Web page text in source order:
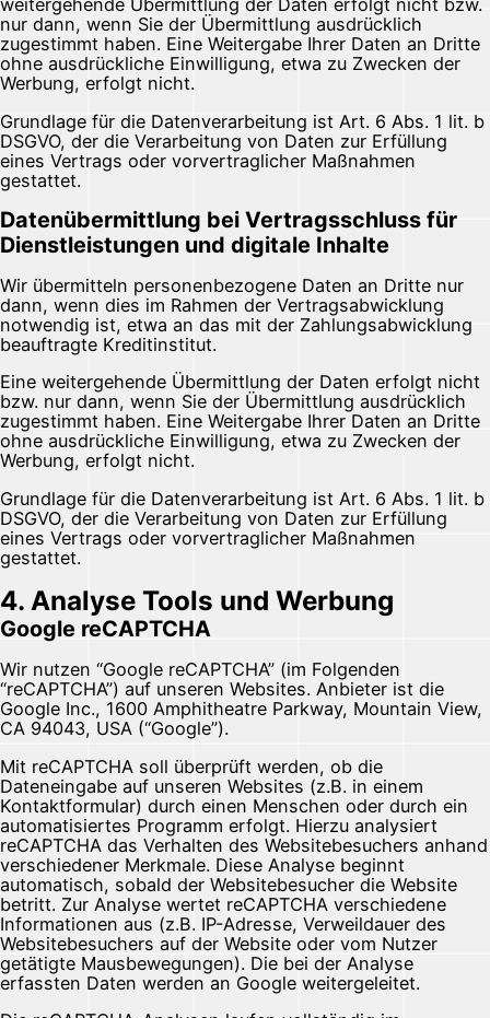
weitergehende Übermittlung der Daten erfolgt nicht bzw.
nur dann, wenn Sie der Übermittlung ausdrücklich
zugestimmt haben. Eine Weitergabe Ihrer Daten an Dritte
ohne ausdrückliche Einwilligung, etwa zu Zwecken der
Werbung, erfolgt nicht.
Grundlage für die Datenverarbeitung ist Art. 6 Abs. 1 lit. b
DSGVO, der die Verarbeitung von Daten zur Erfüllung
eines Vertrags oder vorvertraglicher Maßnahmen
gestattet.
Datenübermittlung bei Vertragsschluss für
Dienstleistungen und digitale Inhalte
Wir übermitteln personenbezogene Daten an Dritte nur
dann, wenn dies im Rahmen der Vertragsabwicklung
notwendig ist, etwa an das mit der Zahlungsabwicklung
beauftragte Kreditinstitut.
Eine weitergehende Übermittlung der Daten erfolgt nicht
bzw. nur dann, wenn Sie der Übermittlung ausdrücklich
zugestimmt haben. Eine Weitergabe Ihrer Daten an Dritte
ohne ausdrückliche Einwilligung, etwa zu Zwecken der
Werbung, erfolgt nicht.
Grundlage für die Datenverarbeitung ist Art. 6 Abs. 1 lit. b
DSGVO, der die Verarbeitung von Daten zur Erfüllung
eines Vertrags oder vorvertraglicher Maßnahmen
gestattet.
4. Analyse Tools und Werbung
Google reCAPTCHA
Wir nutzen “Google reCAPTCHA” (im Folgenden
“reCAPTCHA”) auf unseren Websites. Anbieter ist die
Google Inc., 1600 Amphitheatre Parkway, Mountain View,
CA 94043, USA (“Google”).
Mit reCAPTCHA soll überprüft werden, ob die
Dateneingabe auf unseren Websites (z.B. in einem
Kontaktformular) durch einen Menschen oder durch ein
automatisiertes Programm erfolgt. Hierzu analysiert
reCAPTCHA das Verhalten des Websitebesuchers anhand
verschiedener Merkmale. Diese Analyse beginnt
automatisch, sobald der Websitebesucher die Website
betritt. Zur Analyse wertet reCAPTCHA verschiedene
Informationen aus (z.B. IP-Adresse, Verweildauer des
Websitebesuchers auf der Website oder vom Nutzer
getätigte Mausbewegungen). Die bei der Analyse
erfassten Daten werden an Google weitergeleitet.